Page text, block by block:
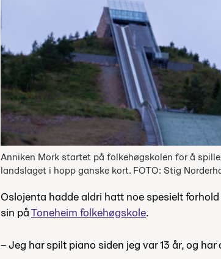
Anniken Mork startet på folkehøgskolen for å
landslaget i hopp ganske kort. FOTO: Stig
Oslojenta hadde aldri hatt noe spesielt
sin påToneheim folkehøgskole.
– Jeg har spilt piano siden jeg var 13 år, og